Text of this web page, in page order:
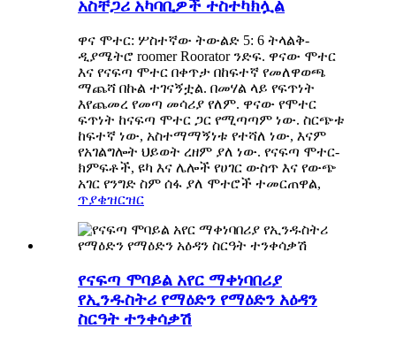
አስቸጋሪ አካባቢዎች ተስተካክሏል
ዋና ሞተር: ሦስተኛው ትውልድ 5: 6 ትላልቅ-
ዲያሜትሮ roomer Roorator ንድፍ. ዋናው ሞተር
እና የናፍጣ ሞተር በቀጥታ በከፍተኛ የመለዋወጫ
ማጨሻ በኩል ተገናኝቷል. በመሃል ላይ የፍጥነት
እየጨመረ የመጣ መሳሪያ የለም. ዋናው የሞተር
ፍጥነት ከናፍጣ ሞተር ጋር የሚጣጣም ነው. ስርጭቱ
ከፍተኛ ነው, አስተማማኝነቱ የተሻለ ነው, እናም
የአገልግሎት ህይወት ረዘም ያለ ነው. የናፍጣ ሞተር-
ክምፍቶች, ዩካ እና ሌሎች የሀገር ውስጥ እና የውጭ
አገር የንግድ ስም ሰፋ ያለ ሞተሮች ተመርጠዋል,
ጥያቄዝርዝር
የናፍጣ ሞባይል አየር ማቀነባበሪያ
የኢንዱስትሪ የማዕድን የማዕድን አዕዳን
ስርዓት ተንቀሳቃሽ